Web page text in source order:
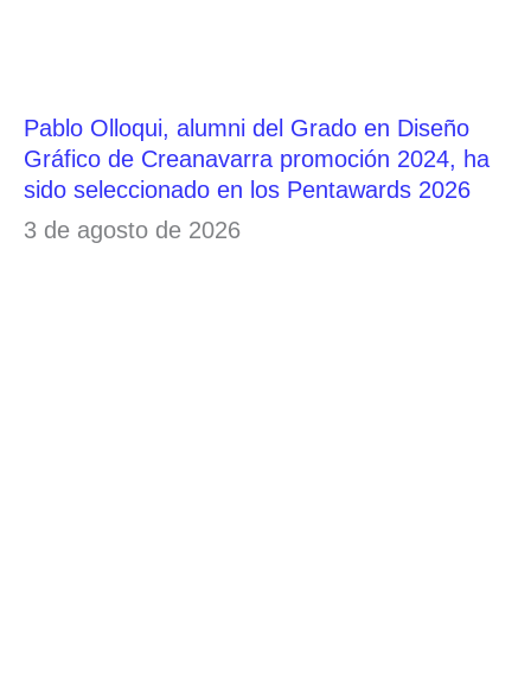
Pablo Olloqui, alumni del Grado en Diseño
Gráfico de Creanavarra promoción 2024, ha
sido seleccionado en los Pentawards 2026
3 de agosto de 2026